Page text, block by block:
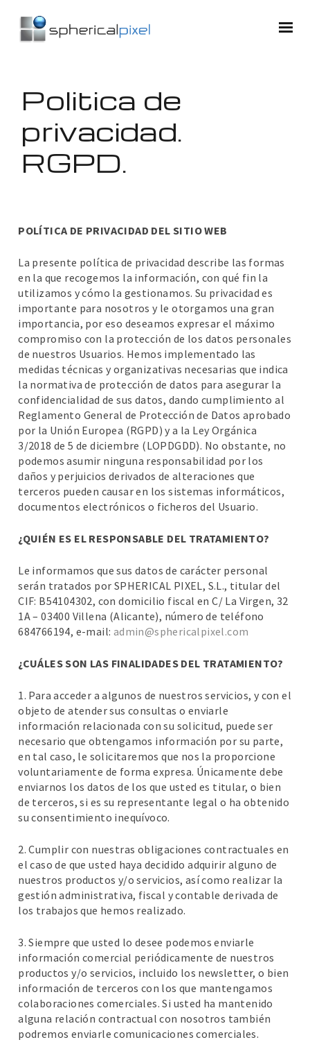
Politica de
privacidad.
RGPD.
POLÍTICA DE PRIVACIDAD DEL SITIO WEB
La presente política de privacidad describe las formas
en la que recogemos la información, con qué fin la
utilizamos y cómo la gestionamos. Su privacidad es
importante para nosotros y le otorgamos una gran
importancia, por eso deseamos expresar el máximo
compromiso con la protección de los datos personales
de nuestros Usuarios. Hemos implementado las
medidas técnicas y organizativas necesarias que indica
la normativa de protección de datos para asegurar la
confidencialidad de sus datos, dando cumplimiento al
Reglamento General de Protección de Datos aprobado
por la Unión Europea (RGPD) y a la Ley Orgánica
3/2018 de 5 de diciembre (LOPDGDD). No obstante, no
podemos asumir ninguna responsabilidad por los
daños y perjuicios derivados de alteraciones que
terceros pueden causar en los sistemas informáticos,
documentos electrónicos o ficheros del Usuario.
¿QUIÉN ES EL RESPONSABLE DEL TRATAMIENTO?
Le informamos que sus datos de carácter personal
serán tratados por SPHERICAL PIXEL, S.L., titular del
CIF: B54104302, con domicilio fiscal en C/ La Virgen, 32
1A – 03400 Villena (Alicante), número de teléfono
684766194, e-mail: admin@sphericalpixel.com
¿CUÁLES SON LAS FINALIDADES DEL TRATAMIENTO?
1. Para acceder a algunos de nuestros servicios, y con el
objeto de atender sus consultas o enviarle
información relacionada con su solicitud, puede ser
necesario que obtengamos información por su parte,
en tal caso, le solicitaremos que nos la proporcione
voluntariamente de forma expresa. Únicamente debe
enviarnos los datos de los que usted es titular, o bien
de terceros, si es su representante legal o ha obtenido
su consentimiento inequívoco.
2. Cumplir con nuestras obligaciones contractuales en
el caso de que usted haya decidido adquirir alguno de
nuestros productos y/o servicios, así como realizar la
gestión administrativa, fiscal y contable derivada de
los trabajos que hemos realizado.
3. Siempre que usted lo desee podemos enviarle
información comercial periódicamente de nuestros
productos y/o servicios, incluido los newsletter, o bien
información de terceros con los que mantengamos
colaboraciones comerciales. Si usted ha mantenido
alguna relación contractual con nosotros también
podremos enviarle comunicaciones comerciales.